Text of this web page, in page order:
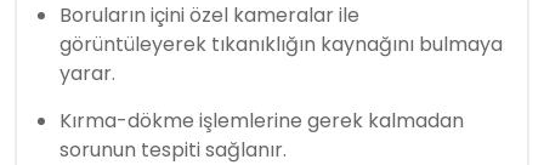
Boruların içini özel kameralar ile
görüntüleyerek tıkanıklığın kaynağını bulmaya
yarar.
Kırma-dökme işlemlerine gerek kalmadan
sorunun tespiti sağlanır.